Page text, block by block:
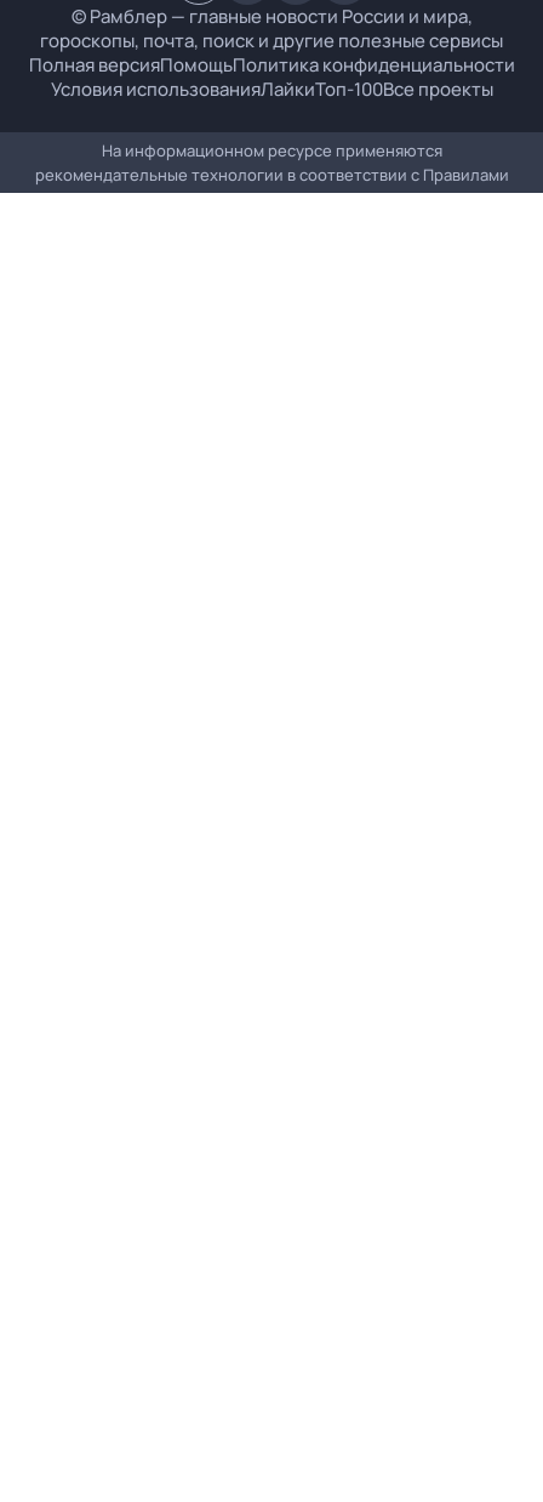
© Рамблер — главные новости России и мира,
гороскопы, почта, поиск и другие полезные сервисы
Полная версияПомощьПолитика конфиденциальности
Условия использованияЛайкиТоп-100Все проекты
На информационном ресурсе применяются
рекомендательные технологии в соответствии с Правилами